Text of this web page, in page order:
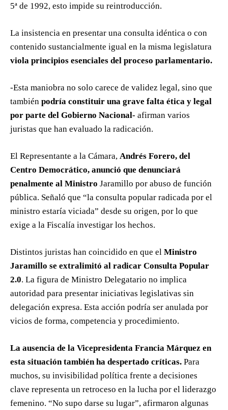
5ª de 1992, esto impide su reintroducción.
La insistencia en presentar una consulta idéntica o con
contenido sustancialmente igual en la misma legislatura
viola principios esenciales del proceso parlamentario.
-Esta maniobra no solo carece de validez legal, sino que
también podría constituir una grave falta ética y legal
por parte del Gobierno Nacional- afirman varios
juristas que han evaluado la radicación.
El Representante a la Cámara, Andrés Forero, del
Centro Democrático, anunció que denunciará
penalmente al Ministro Jaramillo por abuso de función
pública. Señaló que “la consulta popular radicada por el
ministro estaría viciada” desde su origen, por lo que
exige a la Fiscalía investigar los hechos.
Distintos juristas han coincidido en que el Ministro
Jaramillo se extralimitó al radicar Consulta Popular
2.0. La figura de Ministro Delegatario no implica
autoridad para presentar iniciativas legislativas sin
delegación expresa. Esta acción podría ser anulada por
vicios de forma, competencia y procedimiento.
La ausencia de la Vicepresidenta Francia Márquez en
esta situación también ha despertado críticas. Para
muchos, su invisibilidad política frente a decisiones
clave representa un retroceso en la lucha por el liderazgo
femenino. “No supo darse su lugar”, afirmaron algunas